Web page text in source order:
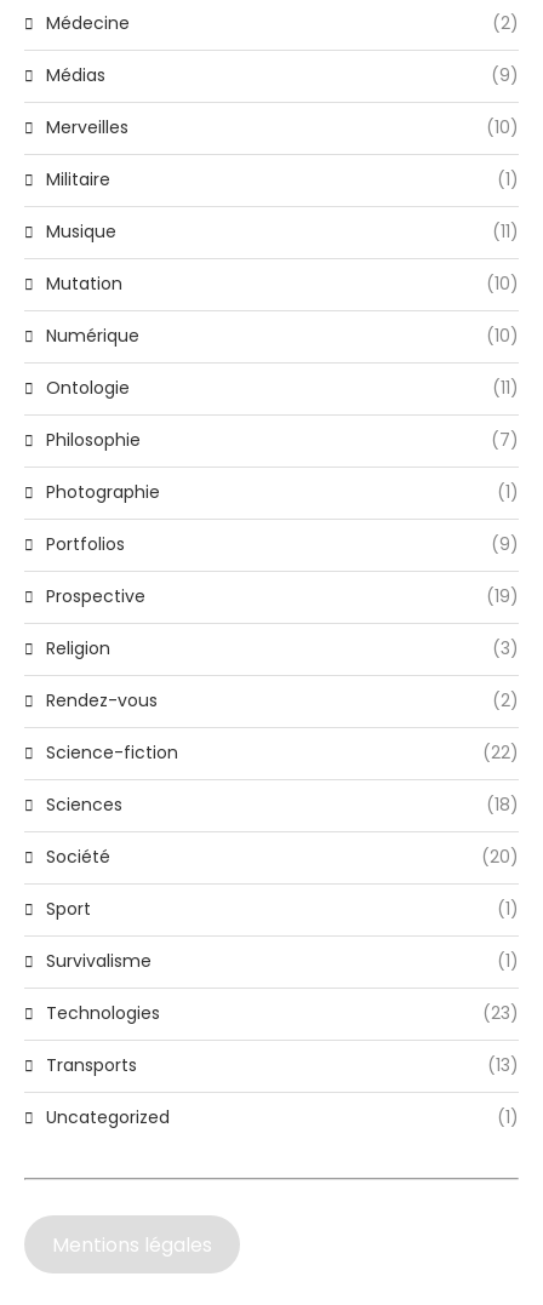
Médecine (2)
Médias (9)
Merveilles (10)
Militaire (1)
Musique (11)
Mutation (10)
Numérique (10)
Ontologie (11)
Philosophie (7)
Photographie (1)
Portfolios (9)
Prospective (19)
Religion (3)
Rendez-vous (2)
Science-fiction (22)
Sciences (18)
Société (20)
Sport (1)
Survivalisme (1)
Technologies (23)
Transports (13)
Uncategorized (1)
Mentions légales